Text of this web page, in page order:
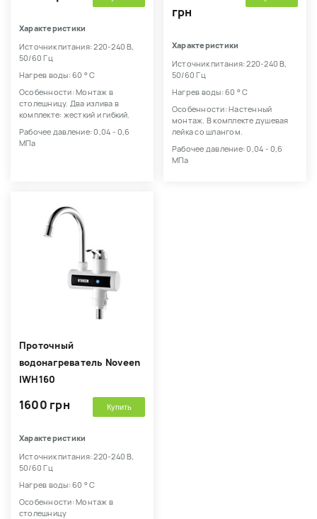
Характеристики
Источник питания: 220-240 В,
50/60 Гц
Нагрев воды: 60 ° С
Особенности: Монтаж в
столешницу. Два излива в
комплекте: жесткий и гибкий.
Рабочее давление: 0,04 - 0,6
МПа
грн
Характеристики
Источник питания: 220-240 В,
50/60 Гц
Нагрев воды: 60 ° С
Особенности: Настенный
монтаж. В комплекте душевая
лейка со шлангом.
Рабочее давление: 0,04 - 0,6
МПа
Проточный
водонагреватель Noveen
IWH160
1600 грн Купить
Характеристики
Источник питания: 220-240 В,
50/60 Гц
Нагрев воды: 60 ° С
Особенности: Монтаж в
столешницу